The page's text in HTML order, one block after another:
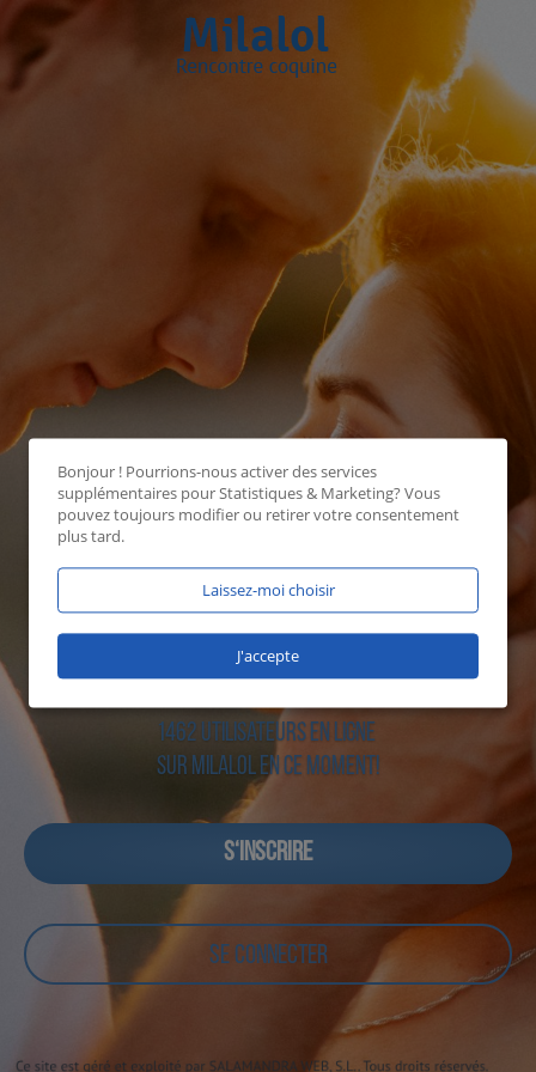
1462 utilisateurs en ligne
sur Milalol en ce moment!
S‘INSCRIRE
SE CONNECTER
Bonjour ! Pourrions-nous activer des services
supplémentaires pourStatistiques & Marketing? Vous
pouvez toujours modifier ou retirer votre consentement
plus tard.
Laissez-moi choisir
J'accepte